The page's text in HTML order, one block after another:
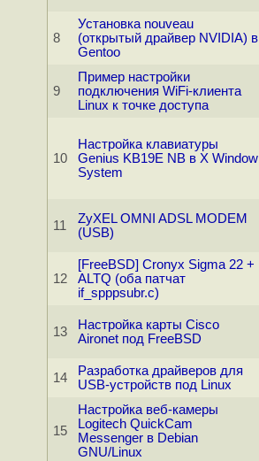
8
Установка nouveau
(открытый драйвер NVIDIA) в
Gentoo
9
Пример настройки
подключения WiFi-клиента
Linux к точке доступа
10
Настройка клавиатуры
Genius KB19E NB в X Window
System
11
ZyXEL OMNI ADSL MODEM
(USB)
12
[FreeBSD] Cronyx Sigma 22 +
ALTQ (оба патчат
if_spppsubr.c)
13
Настройка карты Cisco
Aironet под FreeBSD
14
Разработка драйверов для
USB-устройств под Linux
15
Настройка веб-камеры
Logitech QuickCam
Messenger в Debian
GNU/Linux